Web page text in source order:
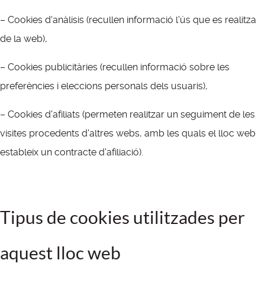
– Cookies d'anàlisis (recullen informació l'ús que es realitza
de la web),
– Cookies publicitàries (recullen informació sobre les
preferències i eleccions personals dels usuaris),
– Cookies d'afiliats (permeten realitzar un seguiment de les
visites procedents d'altres webs, amb les quals el lloc web
estableix un contracte d'afiliació).
Tipus de cookies utilitzades per
aquest lloc web